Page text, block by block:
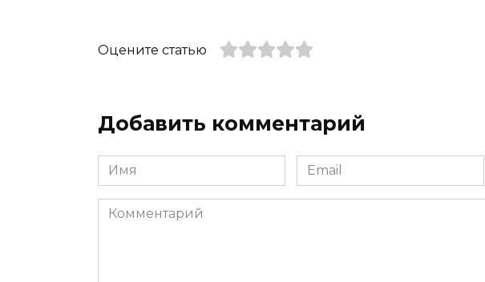
Оцените статью
Добавить комментарий
Имя
*
Email
*
Комментарий